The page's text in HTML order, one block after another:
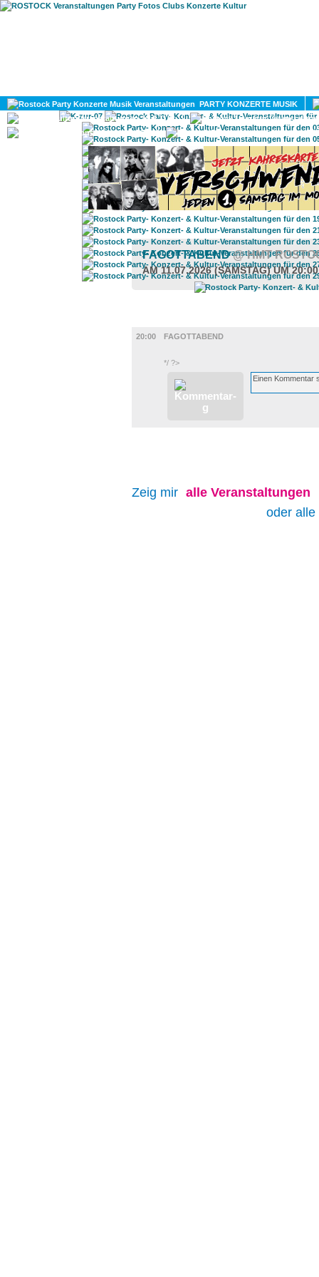
PARTY KONZERTE MUSIK
KULTUR
GAY
FAGOTTABEND@ HMT
AM 11.07.2026 (SAMSTAG) UM
20:00
FAGOTTABEND
*/ ?>
Zeig mir alle Veranstaltungen
oder alle